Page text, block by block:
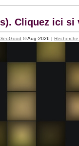
Cliquez ici si
© Aug-2026 |